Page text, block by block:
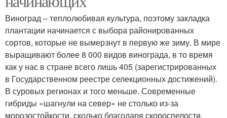
Виноград – теплолюбивая культура, поэтому закладка
плантации начинается с выбора районированных
сортов, которые не вымерзнут в первую же зиму. В мире
выращивают более 8 000 видов винограда, в то время
как у нас в стране всего лишь 405 (зарегистрированных
в Государственном реестре селекционных достижений).
В суровых регионах и того меньше. Современные
гибриды «шагнули на север» не столько из-за
морозостойкости, сколько благодаря скороспелости.